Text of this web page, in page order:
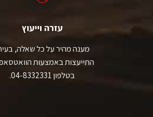
עזרה וייעוץ
מענה מהיר על כל שאלה,
התייעצות באמצעות
בטלפון 04-8332331.